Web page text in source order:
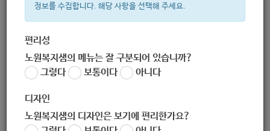
주간 인기검색어
한눈으로 보는 복지 정보
정보를 수집합니다. 해당 사항을 선택해 주세요.
편리성
노원복지샘의 메뉴는 잘 구분되어 있습니까?
그렇다
보통이다 아니다
디자인
노원복지샘의 디자인은 보기에 편리한가요?